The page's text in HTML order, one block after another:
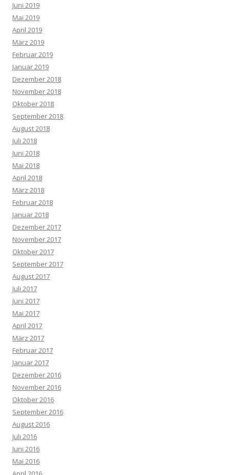
Juni 2019
Mai 2019
April 2019
März 2019
Februar 2019
Januar 2019
Dezember 2018
November 2018
Oktober 2018
September 2018
August 2018
Juli 2018
Juni 2018
Mai 2018
April 2018
März 2018
Februar 2018
Januar 2018
Dezember 2017
November 2017
Oktober 2017
September 2017
August 2017
Juli 2017
Juni 2017
Mai 2017
April 2017
März 2017
Februar 2017
Januar 2017
Dezember 2016
November 2016
Oktober 2016
September 2016
August 2016
Juli 2016
Juni 2016
Mai 2016